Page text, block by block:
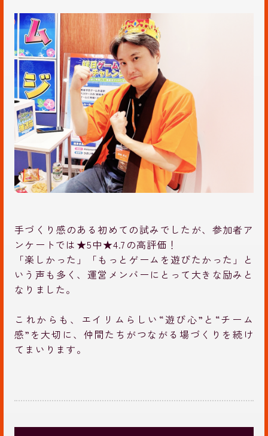
手づくり感のある初めての試みでしたが、参加者ア
ンケートでは★5中★4.7の高評価！
「楽しかった」「もっとゲームを遊びたかった」と
いう声も多く、運営メンバーにとって大きな励みと
なりました。
これからも、エイリムらしい“遊び心”と“チーム
感”を大切に、仲間たちがつながる場づくりを続け
てまいります。